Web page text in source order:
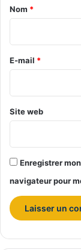
r
o
s
e
t
e
?
a
r
e
Nom *
E-mail *
Site web
Enregistrer
navigateur pour